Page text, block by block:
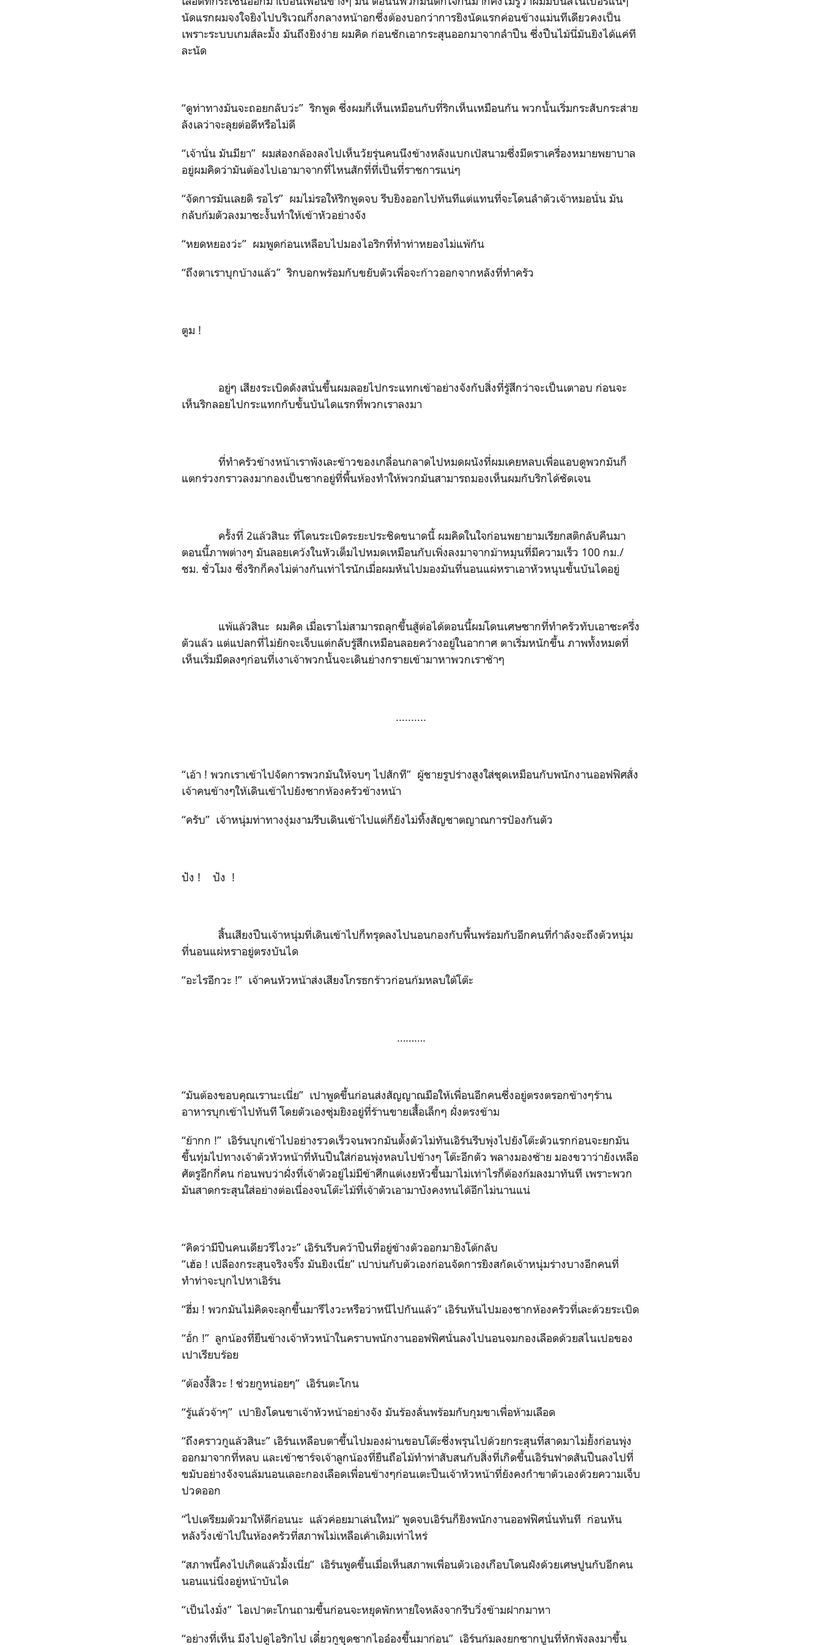
นัดแรกผมจงใจยิงไปบริเวณกึ่งกลางหน้าอกซึ่งต้องบอกว่าการยิงนัดแรกค่อนข้างแม่นทีเดียวคงเป็น
เพราะระบบเกมส์ละมั้ง มันถึงยิงง่าย ผมคิด ก่อนชักเอากระสุนออกมาจากลำปืน ซึ่งปืนไม้นี่มันยิงได้แค่ที
ละนัด
“ดูท่าทางมันจะถอยกลับว่ะ” ริกพูด ซึ่งผมก็เห็นเหมือนกับที่ริกเห็นเหมือนกัน พวกนั้นเริ่มกระสับกระส่าย
ลังเลว่าจะลุยต่อดีหรือไม่ดี
“เจ้านั่น มันมียา” ผมส่องกล้องลงไปเห็นวัยรุ่นคนนึงข้างหลังแบกเป้สนามซึ่งมีตราเครื่องหมายพยาบาล
อยู่ผมคิดว่ามันต้องไปเอามาจากที่ไหนสักที่ที่เป็นที่ราชการแน่ๆ
“จัดการมันเลยดิ รอไร” ผมไม่รอให้ริกพูดจบ รีบยิงออกไปทันทีแต่แทนที่จะโดนลำตัวเจ้าหมอนั่น มัน
กลับก้มตัวลงมาซะงั้นทำให้เข้าหัวอย่างจัง
“หยดหยองว่ะ” ผมพูดก่อนเหลือบไปมองไอริกที่ทำท่าหยองไม่แพ้กัน
“ถึงตาเราบุกบ้างแล้ว” ริกบอกพร้อมกับขยับตัวเพื่อจะก้าวออกจากหลังที่ทำครัว
ตูม !
อยู่ๆ เสียงระเบิดดังสนั่นขึ้นผมลอยไปกระแทกเข้าอย่างจังกับสิ่งที่รู้สึกว่าจะเป็นเตาอบ ก่อนจะ
เห็นริกลอยไปกระแทกกับขั้นบันไดแรกที่พวกเราลงมา
ที่ทำครัวข้างหน้าเราพังเละข้าวของเกลื่อนกลาดไปหมดผนังที่ผมเคยหลบเพื่อแอบดูพวกมันก็
แตกร่วงกราวลงมากองเป็นซากอยู่ที่พื้นห้องทำให้พวกมันสามารถมองเห็นผมกับริกได้ชัดเจน
ครั้งที่ 2แล้วสินะ ที่โดนระเบิดระยะประชิดขนาดนี้ ผมคิดในใจก่อนพยายามเรียกสติกลับคืนมา
ตอนนี้ภาพต่างๆ มันลอยเคว้งในหัวเต็มไปหมดเหมือนกับเพิ่งลงมาจากม้าหมุนที่มีความเร็ว 100 กม./
ชม. ชั่วโมง ซึ่งริกก็คงไม่ต่างกันเท่าไรนักเมื่อผมหันไปมองมันที่นอนแผ่หราเอาหัวหนุนขั้นบันไดอยู่
แพ้แล้วสินะ ผมคิด เมื่อเราไม่สามารถลุกขึ้นสู้ต่อได้ตอนนี้ผมโดนเศษซากที่ทำครัวทับเอาซะครึ่ง
ตัวแล้ว แต่แปลกที่ไม่ยักจะเจ็บแต่กลับรู้สึกเหมือนลอยคว้างอยู่ในอากาศ ตาเริ่มหนักขึ้น ภาพทั้งหมดที่
เห็นเริ่มมืดลงๆก่อนที่เงาเจ้าพวกนั้นจะเดินย่างกรายเข้ามาหาพวกเราช้าๆ
..........
“เอ้า ! พวกเราเข้าไปจัดการพวกมันให้จบๆ ไปสักที” ผู้ชายรูปร่างสูงใส่ชุดเหมือนกับพนักงานออฟฟิศสั่ง
เจ้าคนข้างๆให้เดินเข้าไปยังซากห้องครัวข้างหน้า
“ครับ” เจ้าหนุ่มท่าทางงุ่มงามรีบเดินเข้าไปแต่ก็ยังไม่ทิ้งสัญชาตญาณการป้องกันตัว
ปัง ! ปัง !
สิ้นเสียงปืนเจ้าหนุ่มที่เดินเข้าไปก็ทรุดลงไปนอนกองกับพื้นพร้อมกับอีกคนที่กำลังจะถึงตัวหนุ่ม
ที่นอนแผ่หราอยู่ตรงบันได
“อะไรอีกวะ !” เจ้าคนหัวหน้าส่งเสียงโกรธกร้าวก่อนก้มหลบใต้โต๊ะ
……….
“มันต้องขอบคุณเรานะเนี่ย” เปาพูดขึ้นก่อนส่งสัญญาณมือให้เพื่อนอีกคนซึ่งอยู่ตรงตรอกข้างๆร้าน
อาหารบุกเข้าไปทันที โดยตัวเองซุ่มยิงอยู่ที่ร้านขายเสื้อเล็กๆ ฝั่งตรงข้าม
“ย้ากก !” เอิร์นบุกเข้าไปอย่างรวดเร็วจนพวกมันตั้งตัวไม่ทันเอิร์นรีบพุ่งไปยังโต๊ะตัวแรกก่อนจะยกมัน
ขึ้นทุ่มไปทางเจ้าตัวหัวหน้าที่หันปืนใส่ก่อนพุ่งหลบไปข้างๆ โต๊ะอีกตัว พลางมองซ้าย มองขวาว่ายังเหลือ
ศัตรูอีกกี่คน ก่อนพบว่าฝั่งที่เจ้าตัวอยู่ไม่มีข้าศึกแต่เงยหัวขึ้นมาไม่เท่าไรก็ต้องก้มลงมาทันที เพราะพวก
มันสาดกระสุนใส่อย่างต่อเนื่องจนโต๊ะไม้ที่เจ้าตัวเอามาบังคงทนได้อีกไม่นานแน่
“คิดว่ามีปืนคนเดียวรึไงวะ” เอิร์นรีบคว้าปืนที่อยู่ข้างตัวออกมายิงโต้กลับ
“เฮ้อ ! เปลืองกระสุนจริงจริ๊ง มันยิงเนี่ย” เปาบ่นกับตัวเองก่อนจัดการยิงสกัดเจ้าหนุ่มร่างบางอีกคนที่
ทำท่าจะบุกไปหาเอิร์น
“ฮึ่ม ! พวกมันไม่คิดจะลุกขึ้นมารึไงวะหรือว่าหนีไปกันแล้ว” เอิร์นหันไปมองซากห้องครัวที่เละด้วยระเบิด
“อั่ก !” ลูกน้องที่ยืนข้างเจ้าหัวหน้าในคราบพนักงานออฟฟิศนั่นลงไปนอนจมกองเลือดด้วยสไนเปอของ
เปาเรียบร้อย
“ต้องงี้สิวะ ! ช่วยกูหน่อยๆ” เอิร์นตะโกน
“รู้แล้วจ้าๆ” เปายิงโดนขาเจ้าหัวหน้าอย่างจัง มันร้องลั่นพร้อมกับกุมขาเพื่อห้ามเลือด
“ถึงคราวกูแล้วสินะ” เอิร์นเหลือบตาขึ้นไปมองผ่านขอบโต๊ะซึ่งพรุนไปด้วยกระสุนที่สาดมาไม่ยั้งก่อนพุ่ง
ออกมาจากที่หลบ และเข้าชาร์จเจ้าลูกน้องที่ยืนถือไม้ทำท่าสับสนกับสิ่งที่เกิดขึ้นเอิร์นฟาดสันปืนลงไปที่
ขมับอย่างจังจนล้มนอนเลอะกองเลือดเพื่อนข้างๆก่อนเตะปืนเจ้าหัวหน้าที่ยังคงกำขาตัวเองด้วยความเจ็บ
ปวดออก
“ไปเตรียมตัวมาให้ดีก่อนนะ แล้วค่อยมาเล่นใหม่” พูดจบเอิร์นก็ยิงพนักงานออฟฟิศนั่นทันที ก่อนหัน
หลังวิ่งเข้าไปในห้องครัวที่สภาพไม่เหลือเค้าเดิมเท่าไหร่
“สภาพนี้คงไปเกิดแล้วมั้งเนี่ย” เอิร์นพูดขึ้นเมื่อเห็นสภาพเพื่อนตัวเองเกือบโดนฝังด้วยเศษปูนกับอีกคน
นอนแน่นิ่งอยู่หน้าบันได
“เป็นไงมั่ง” ไอเปาตะโกนถามขึ้นก่อนจะหยุดพักหายใจหลังจากรีบวิ่งข้ามฝากมาหา
“อย่างที่เห็น มึงไปดูไอริกไป เดี๋ยวกูขุดซากไออ๋องขึ้นมาก่อน” เอิร์นก้มลงยกซากปูนที่หักพังลงมาขึ้น